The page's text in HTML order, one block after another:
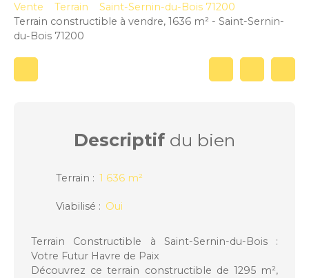
Vente Terrain
Saint-Sernin-du-Bois 71200
Terrain constructible à vendre, 1636 m² - Saint-Sernin-
du-Bois 71200
Descriptifdu bien
Terrain : 1 636 m²
Viabilisé : Oui
Terrain Constructible à Saint-Sernin-du-Bois :
Votre Futur Havre de Paix
Découvrez ce terrain constructible de 1295 m²,